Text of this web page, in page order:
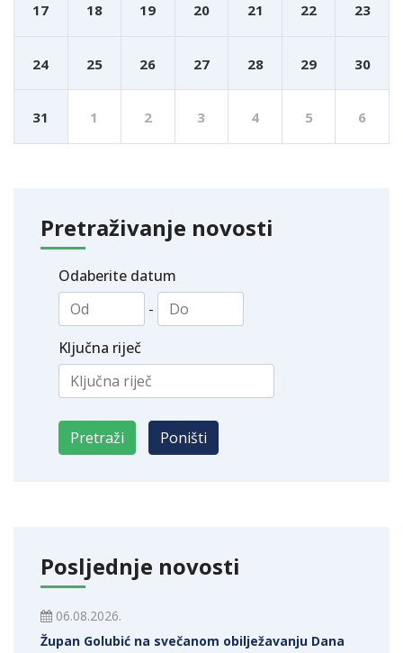
17 18 19 20 21 22 23
24 25 26 27 28 29 30
31 1 2 3 4 5 6
Pretraživanje novosti
Odaberite datum
-
Ključna riječ
Posljednje novosti
06.08.2026.
Župan Golubić na svečanom obilježavanju Dana